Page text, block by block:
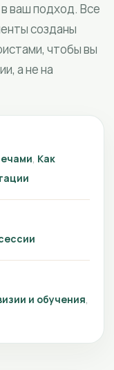
ваш подход. Все
созданы
чтобы вы
а не на
Как
и обучения